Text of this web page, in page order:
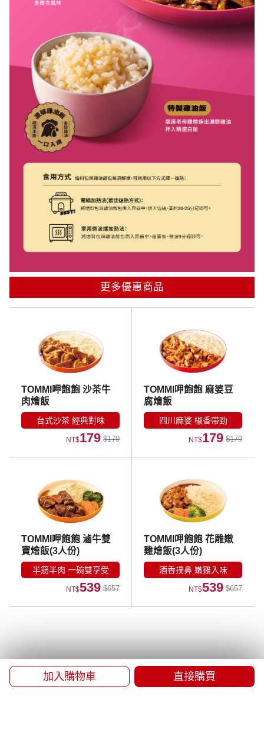
更多優惠商品
TOMMI呷飽飽 沙茶牛
肉燴飯
台式沙茶 經典對味
NT$179 $179
TOMMI呷飽飽 麻婆豆
腐燴飯
四川麻婆 椒香帶勁
NT$179 $179
TOMMI呷飽飽 滷牛雙
寶燴飯(3人份)
半筋半肉 一碗雙享受
NT$539 $657
TOMMI呷飽飽 花雕嫩
雞燴飯(3人份)
酒香撲鼻 嫩雞入味
NT$539 $657
加入購物車 直接購買
品牌故事 門市資訊 常見問題 海外配送
會員權益